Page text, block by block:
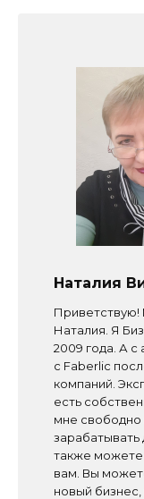
Наталия
Приветствую!
Наталия. Я
2009 года. А с
с Faberlic
компаний.
есть
мне свободно
зарабатывать
также можете
вам. Вы
новый бизнес,